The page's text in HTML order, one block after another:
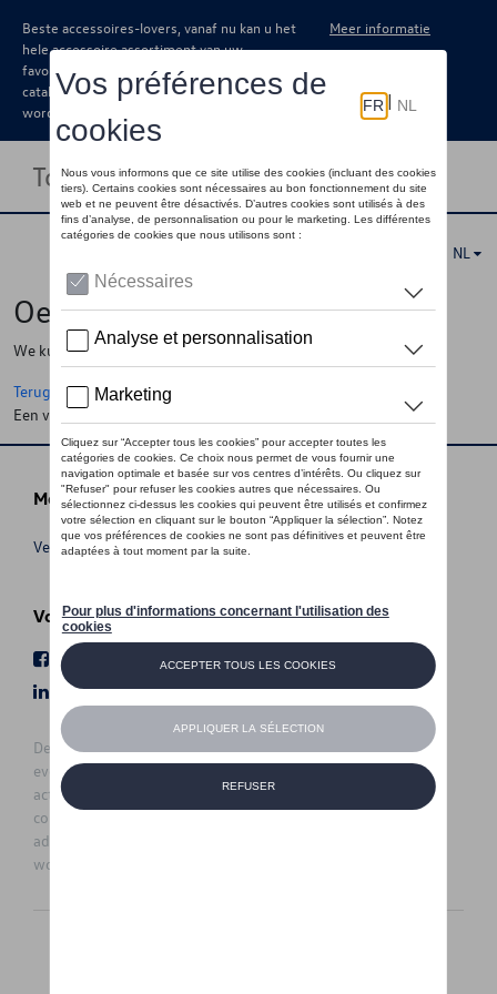
Beste accessoires-lovers, vanaf nu kan u het
hele accessoire assortiment van uw
favoriete merk terugvinden in de online
catalogus. Deze kunnen steeds besteld
worden via uw dealer.
Meer informatie
Toggle navigation
NL
Oeps !
We kunnen de pagina, de informatie die u zoekt niet vinden
Terug naar de startpagina
Een vraag ?
Meer info
Verkoopsvoorwaarden
Volg Ons
Facebook
Youtube
LinkedIn
Instagram
De prijzen op deze site zijn adviesprijzen (incl. btw), exclusief
eventuele installatiekosten. Voor meer informatie over de
actuele verkoopprijs en de eventuele installatiekosten kunt u
contact opnemen met uw concessiehouder / agent. De
adviesprijzen kunnen zonder voorafgaande kennisgeving
worden gewijzigd.